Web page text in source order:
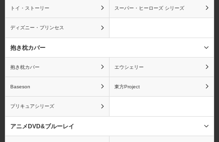
トイ・ストーリー スーパー・ヒーローズ シリーズ
ディズニー・プリンセス
抱き枕カバー
抱き枕カバー エウシェリー
Baseson 東方Project
プリキュアシリーズ
アニメDVD&ブルーレイ